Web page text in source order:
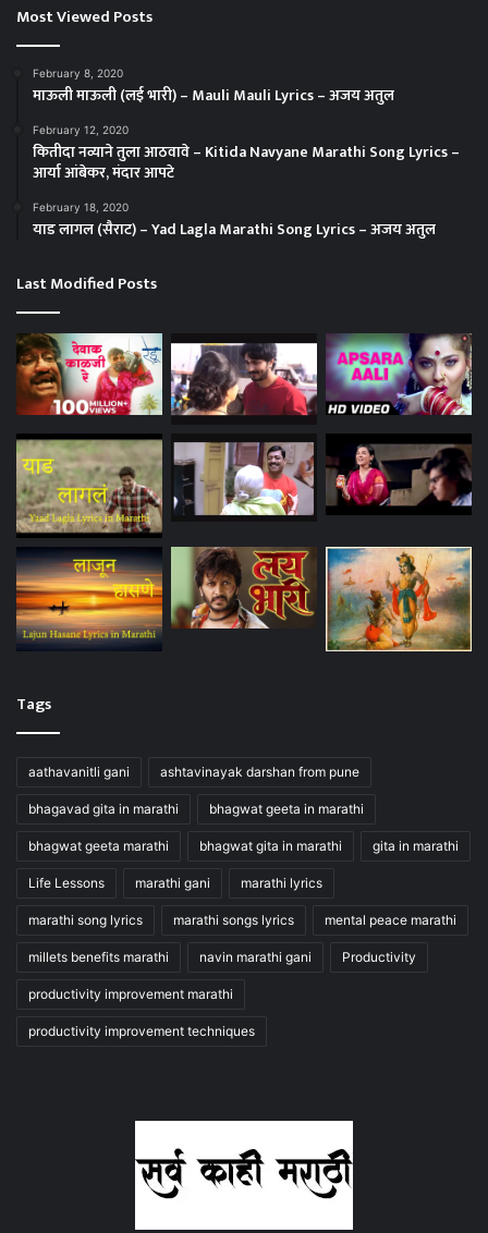
Most Viewed Posts
February 8, 2020
माऊली माऊली (लई भारी) – Mauli Mauli Lyrics – अजय अतुल
February 12, 2020
कितीदा नव्याने तुला आठवावे – Kitida Navyane Marathi Song Lyrics –
आर्या आंबेकर, मंदार आपटे
February 18, 2020
याड लागल (सैराट) – Yad Lagla Marathi Song Lyrics – अजय अतुल
Last Modified Posts
Tags
aathavanitli gani ashtavinayak darshan from pune
bhagavad gita in marathi bhagwat geeta in marathi
bhagwat geeta marathi bhagwat gita in marathi gita in marathi
Life Lessons marathi gani marathi lyrics
marathi song lyrics marathi songs lyrics mental peace marathi
millets benefits marathi navin marathi gani Productivity
productivity improvement marathi
productivity improvement techniques